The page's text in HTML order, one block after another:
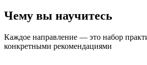
Чему вы научитесь
Каждое направление — это набор
конкретными рекомендациями